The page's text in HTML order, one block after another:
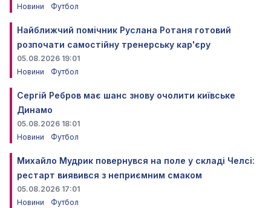
Новини
Футбол
Найближчий помічник Руслана Ротаня готовий
розпочати самостійну тренерську кар'єру
05.08.2026 19:01
Новини
Футбол
Сергій Ребров має шанс знову очолити київське
Динамо
05.08.2026 18:01
Новини
Футбол
Михайло Мудрик повернувся на поле у складі Челсі:
рестарт виявився з неприємним смаком
05.08.2026 17:01
Новини
Футбол